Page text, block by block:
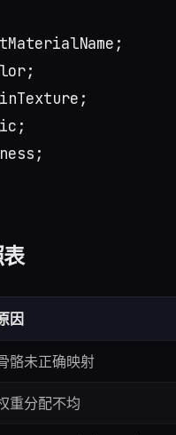
因
骼未正确映射
重分配不均